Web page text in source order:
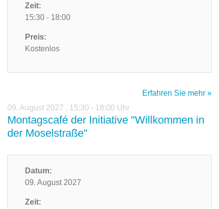
Zeit:
15:30 - 18:00
Preis:
Kostenlos
Erfahren Sie mehr »
09. August 2027 , 15:30 - 18:00 Uhr
Montagscafé der Initiative "Willkommen in
der Moselstraße"
Datum:
09. August 2027
Zeit: